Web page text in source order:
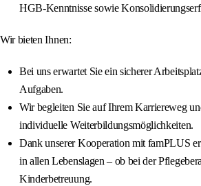
HGB-Kenntnisse sowie
Wir bieten Ihnen:
Bei uns erwartet Sie ein sicherer
Aufgaben.
Wir begleiten Sie auf Ihrem Karriereweg
individuelle Weiterbildungsmöglichkeiten.
Dank unserer Kooperation mit famPLUS
in allen Lebenslagen – ob bei der
Kinderbetreuung.